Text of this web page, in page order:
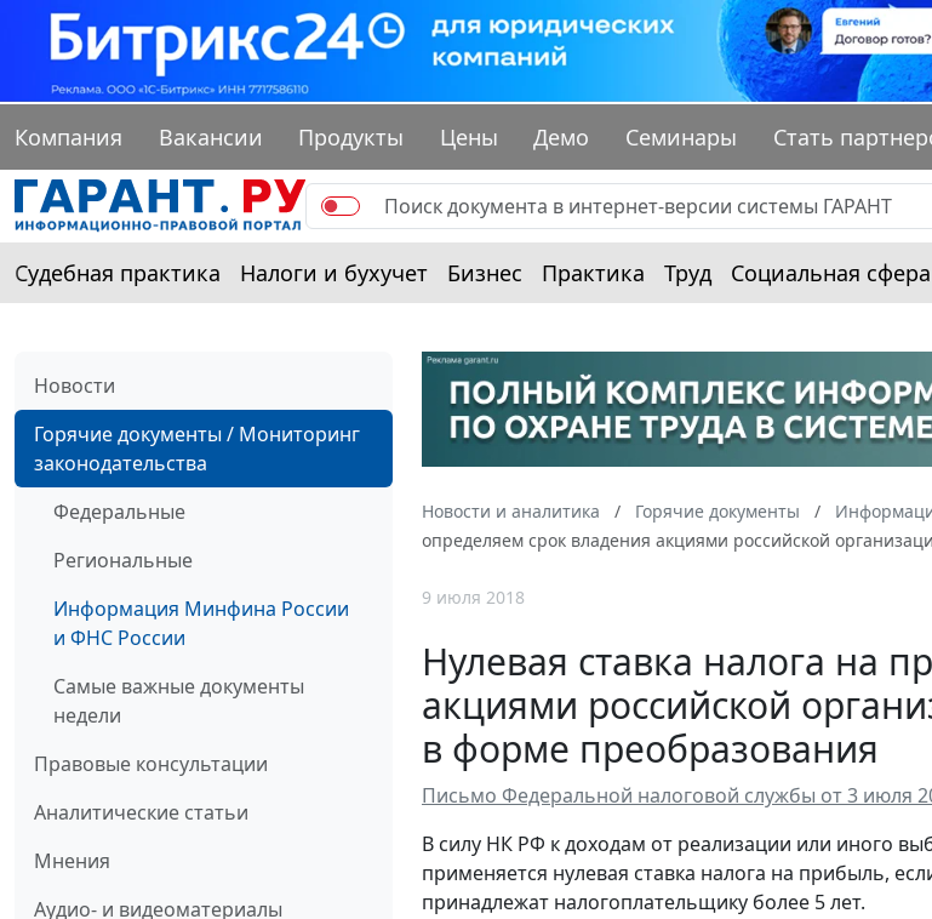
Компания Вакансии Продукты Цены Демо Семинары Стать
Судебная практика Налоги и бухучет Бизнес Практика Труд Социальная сфера
Новости
Горячие документы / Мониторинг
законодательства
Федеральные
Региональные
Информация Минфина России
и ФНС России
Самые важные документы
недели
Правовые консультации
Аналитические статьи
Мнения
Аудио- и видеоматериалы
Новости и аналитика Горячие документы
определяем срок владения акциями российской
9 июля 2018
Нулевая ставка налога на
акциями российской
в форме преобразования
Письмо Федеральной налоговой службы от 3 июля
В силу НК РФ к доходам от реализации или иного
применяется нулевая ставка налога на прибыль,
принадлежат налогоплательщику более 5 лет.